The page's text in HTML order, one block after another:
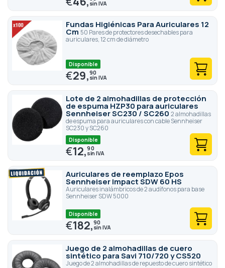
Fundas Higiénicas Para Auriculares 12
Cm 50 Pares de protectores desechables para
auriculares, 12 cm de diámetro
Disponible
€29,90
Lote de 2 almohadillas de protección
de espuma HZP30 para auriculares
Sennheiser SC230 / SC260 2 almohadillas
de espuma para auriculares con cable Sennheiser
SC230 y SC260
Disponible
€12,90
Auriculares de reemplazo Epos
Sennheiser Impact SDW 60 HS
Auriculares inalámbricos de 2 audífonos para base
Sennheiser SDW 5000
Disponible
€182,90
Juego de 2 almohadillas de cuero
sintético para Savi 710/720 y CS520
Juego de 2 almohadillas de repuesto de cuero sintético